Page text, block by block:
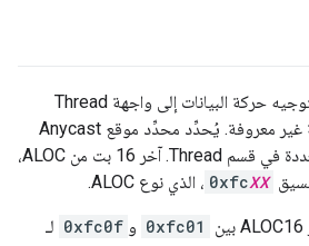
ويتم استخدام Anycast لتوجيه حركة البيانات إلى واجهة Thread
عندما يجري RLOC الوجهة غير معروفة. يُحدِّد محدِّد موقع Anycast
(ALOC) موقع واجهات متعددة في قسم Thread. آخر 16 بت من ALOC،
0xfcXX ، الذي نوع ALOC.
0xfc01 و 0xfc0f لـ